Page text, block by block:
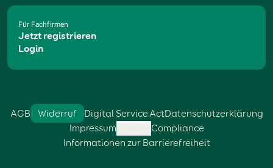
Für Fachfirmen
Jetzt registrieren
Login
AGB Widerruf Digital Service ActDatenschutzerklärung
Impressum
Compliance
Informationen zur Barrierefreiheit